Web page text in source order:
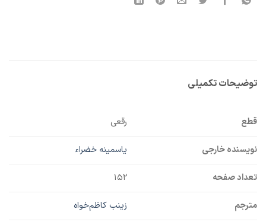
توضیحات تکمیلی
قطع رقعی
نویسنده خارجی یاسمینه خضراء
تعداد صفحه ۱۵۲
مترجم زینب کاظم‌خواه